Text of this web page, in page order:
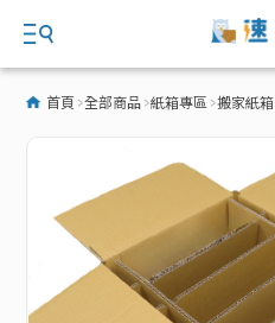
首頁 全部商品 紙箱專區 搬家紙箱